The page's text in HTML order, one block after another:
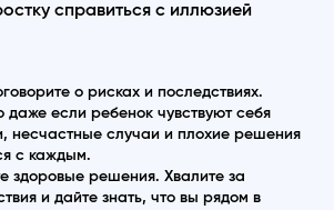
справиться с иллюзией
о рисках и последствиях.
даже если ребенок чувствуют себя
несчастные случаи и плохие решения
с каждым.
здоровые решения. Хвалите за
и дайте знать, что вы рядом в